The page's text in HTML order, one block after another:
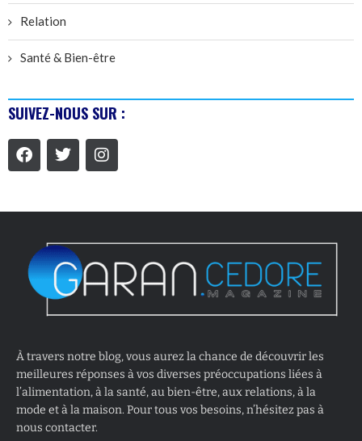
Relation
Santé & Bien-être
SUIVEZ-NOUS SUR :
À travers notre blog, vous aurez la chance de découvrir les
meilleures réponses à vos diverses préoccupations liées à
l’alimentation, à la santé, au bien-être, aux relations, à la
mode et à la maison. Pour tous vos besoins, n’hésitez pas à
nous contacter.